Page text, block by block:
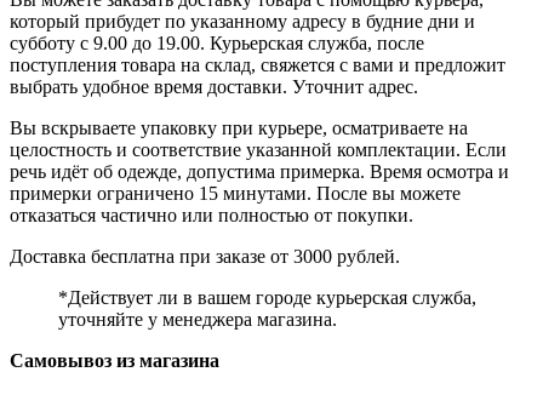
который прибудет по указанному адресу в будние дни и
субботу с 9.00 до 19.00. Курьерская служба, после
поступления товара на склад, свяжется с вами и предложит
выбрать удобное время доставки. Уточнит адрес.
Вы вскрываете упаковку при курьере, осматриваете на
целостность и соответствие указанной комплектации. Если
речь идёт об одежде, допустима примерка. Время осмотра и
примерки ограничено 15 минутами. После вы можете
отказаться частично или полностью от покупки.
Доставка бесплатна при заказе от 3000 рублей.
*Действует ли в вашем городе курьерская служба,
уточняйте у менеджера магазина.
Самовывоз из магазина